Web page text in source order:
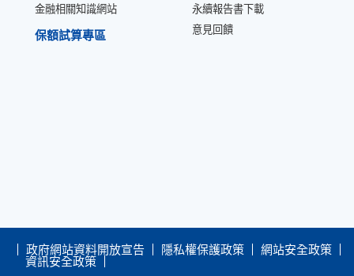
金融相關知識網站
永續報告書下載
意見回饋
保額試算專區
政府網站資料開放宣告 隱私權保護政策
網站安全政策
資訊安全政策